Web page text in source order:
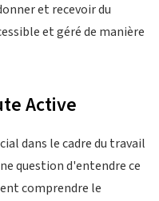
et recevoir du
et géré de manière
Active
dans le cadre du travail
question d'entendre ce
comprendre le